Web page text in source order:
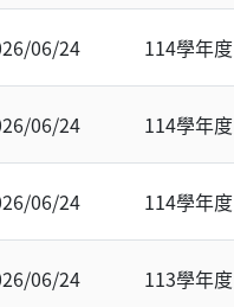
06/24 114學年度
06/24 114學年度
06/24 114學年度
06/24 113學年度